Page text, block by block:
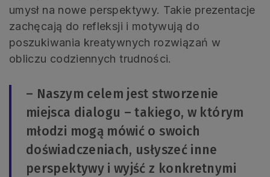
umysł na nowe perspektywy. Takie prezentacje
zachęcają do refleksji i motywują do
poszukiwania kreatywnych rozwiązań w
obliczu codziennych trudności.
– Naszym celem jest stworzenie
miejsca dialogu – takiego, w którym
młodzi mogą mówić o swoich
doświadczeniach, usłyszeć inne
perspektywy i wyjść z konkretnymi